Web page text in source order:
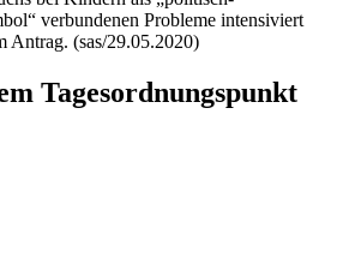
verbundenen Probleme intensiviert
Antrag. (sas/29.05.2020)
Tagesordnungspunkt